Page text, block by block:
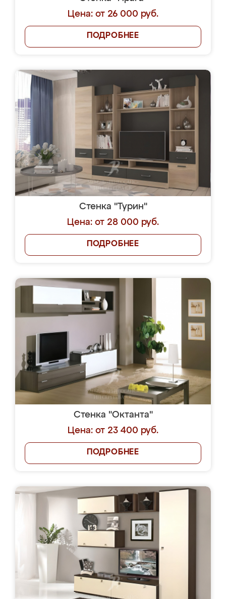
Цена: от 26 000 руб.
ПОДРОБНЕЕ
Стенка "Турин"
Цена: от 28 000 руб.
ПОДРОБНЕЕ
Стенка "Октанта"
Цена: от 23 400 руб.
ПОДРОБНЕЕ